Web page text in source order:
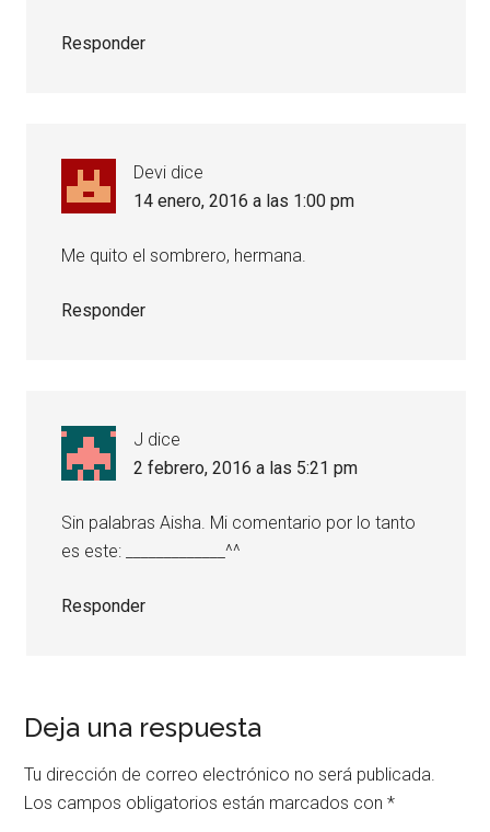
Responder
Devi dice
14 enero, 2016 a las 1:00 pm
Me quito el sombrero, hermana.
Responder
J dice
2 febrero, 2016 a las 5:21 pm
Sin palabras Aisha. Mi comentario por lo tanto
es este: _____________^^
Responder
Deja una respuesta
Tu dirección de correo electrónico no será publicada.
Los campos obligatorios están marcados con*